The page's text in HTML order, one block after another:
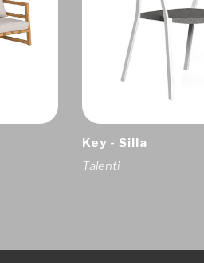
Key - Silla
Talenti